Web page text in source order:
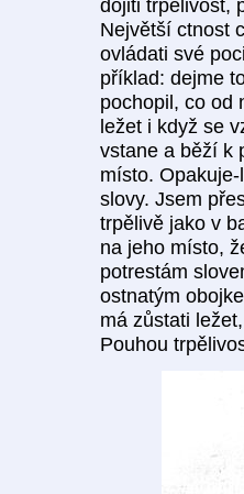
dojiti trpělivost,
Největší ctnost
ovládati své
příklad: dejme
pochopil, co od
ležet i když se
vstane a běží k
místo.
slovy. Jsem
trpělivě jako v
na jeho místo,
potrestám
ostnatým
má zůstati
Pouhou